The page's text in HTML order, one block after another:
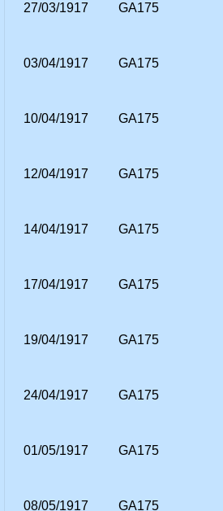
GA175
27/03/1917
GA175
03/04/1917
GA175
10/04/1917
GA175
12/04/1917
GA175
14/04/1917
GA175
17/04/1917
GA175
19/04/1917
GA175
24/04/1917
GA175
01/05/1917
GA175
08/05/1917